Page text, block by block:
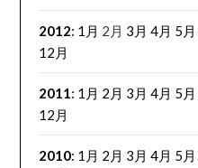
2012: 1月 2月 3月 4月 5月
12月
2011: 1月 2月 3月 4月 5月
12月
2010: 1月 2月 3月 4月 5月